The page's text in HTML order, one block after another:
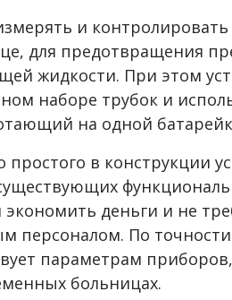
и
для предотвращения
жидкости. При этом
наборе трубок и
на одной
простого в конструкции
деньги и не
персоналом. По
параметрам
больницах.